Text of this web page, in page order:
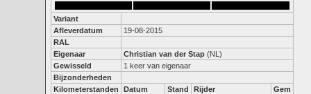
Variant
Afleverdatum
19-08-2015
RAL
Eigenaar
Christian van der Stap (NL)
Gewisseld
1 keer van eigenaar
Bijzonderheden
Kilometerstanden
Datum Stand Rijder
Gem